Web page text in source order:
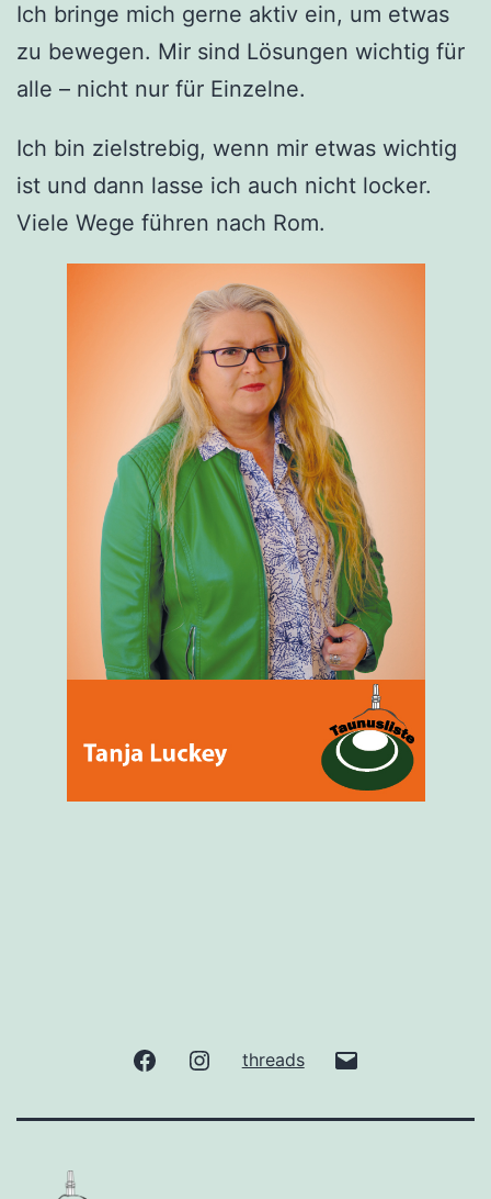
Ich bringe mich gerne aktiv ein, um etwas
zu bewegen. Mir sind Lösungen wichtig für
alle – nicht nur für Einzelne.
Ich bin zielstrebig, wenn mir etwas wichtig
ist und dann lasse ich auch nicht locker.
Viele Wege führen nach Rom.
facebookInstagram
threads